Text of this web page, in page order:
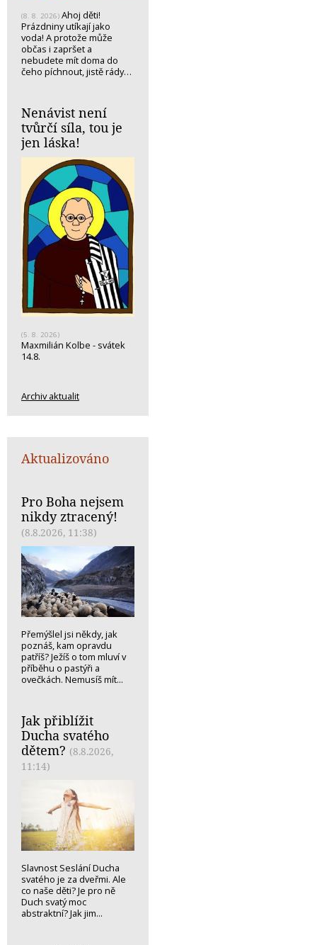
(8. 8. 2026) Ahoj děti!
Prázdniny utíkají jako
voda! A protože může
občas i zapršet a
nebudete mít doma do
čeho píchnout, jistě rády…
Nenávist není
tvůrčí síla, tou je
jen láska!
(5. 8. 2026)
Maxmilián Kolbe - svátek
14.8.
Archiv aktualit
Aktualizováno
Pro Boha nejsem
nikdy ztracený!
(8.8.2026, 11:38)
Přemýšlel jsi někdy, jak
poznáš, kam opravdu
patříš? Ježíš o tom mluví v
příběhu o pastýři a
ovečkách. Nemusíš mít...
Jak přiblížit
Ducha svatého
dětem? (8.8.2026,
11:14)
Slavnost Seslání Ducha
svatého je za dveřmi. Ale
co naše děti? Je pro ně
Duch svatý moc
abstraktní? Jak jim...